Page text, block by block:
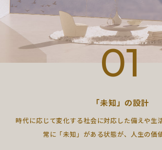
01
「未知」の設計
時代に応じて変化する社会に対応した備えや生
常に「未知」がある状態が、人生の価